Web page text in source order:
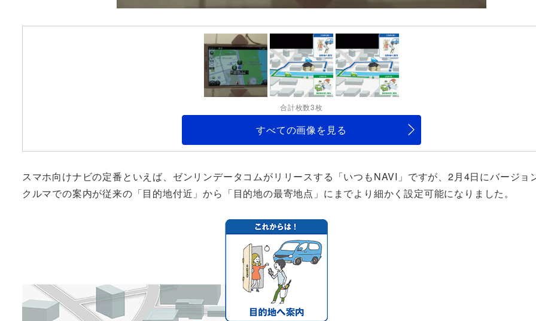
合計枚数3枚
すべての画像を見る
スマホ向けナビの定番といえば、ゼンリンデータコムがリリースする「いつもNAVI」ですが、2月4日にバージョ
クルマでの案内が従来の「目的地付近」から「目的地の最寄地点」にまでより細かく設定可能になりました。